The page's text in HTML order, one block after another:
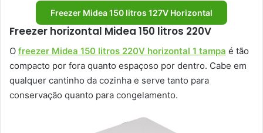
Freezer Midea 150 litros 127V Horizontal
Freezer horizontal Midea 150 litros 220V
O freezer Midea 150 litros 220V horizontal 1 tampa é tão
compacto por fora quanto espaçoso por dentro. Cabe em
qualquer cantinho da cozinha e serve tanto para
conservação quanto para congelamento.